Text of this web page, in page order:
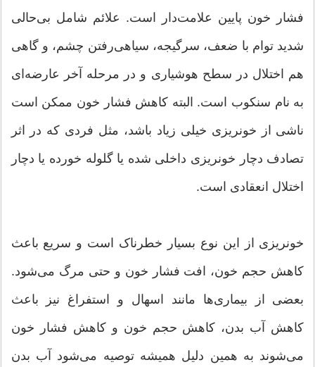
فشار خون پایین علامت‌دار است. علائم شامل بی‌حالی
شدید توام با ضعف، سرگیجه، سیاهی‌رفتن چشم، و گاهی
هم اختلال در سطح هوشیاری و در مرحله آخر عارضه‌ای
به نام سنکوب است. البته کاهش فشار خون ممکن است
ناشی از خونریزی خیلی زیاد باشد، مثل فردی که در اثر
تصادف دچار خونریزی داخلی شده یا گلوله خورده یا دچار
اختلال انعقادی است.
خونریزی از این نوع بسیار خطرناک است و سریع باعث
کاهش حجم خون، افت فشار خون و حتی مرگ می‌شود.
بعضی از بیماری‌ها مانند اسهال و استفراغ نیز باعث
کاهش آب بدن، کاهش حجم خون و کاهش فشار خون
می‌شوند به همین دلیل همیشه توصیه می‌شود آب بدن